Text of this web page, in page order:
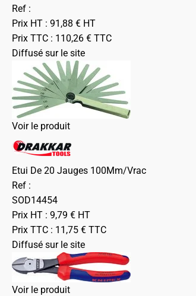
Ref :
Prix HT : 91,88 € HT
Prix TTC : 110,26 € TTC
Diffusé sur le site
Voir le produit
Etui De 20 Jauges 100Mm/Vrac
Ref :
SOD14454
Prix HT : 9,79 € HT
Prix TTC : 11,75 € TTC
Diffusé sur le site
Voir le produit